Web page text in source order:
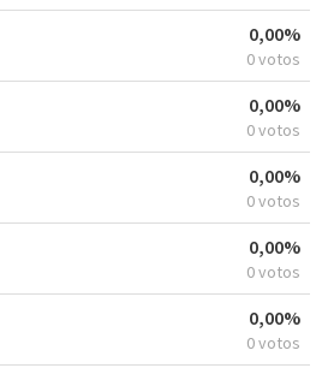
0,00%
0 votos
0,00%
0 votos
0,00%
0 votos
0,00%
0 votos
0,00%
0 votos